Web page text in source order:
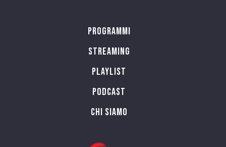
Programmi
Streaming
Playlist
PODCAST
Chi siamo